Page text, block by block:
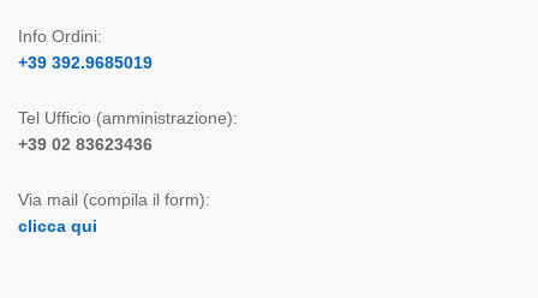
Info Ordini:
+39 392.9685019
Tel Ufficio (amministrazione):
+39 02 83623436
Via mail (compila il form):
clicca qui